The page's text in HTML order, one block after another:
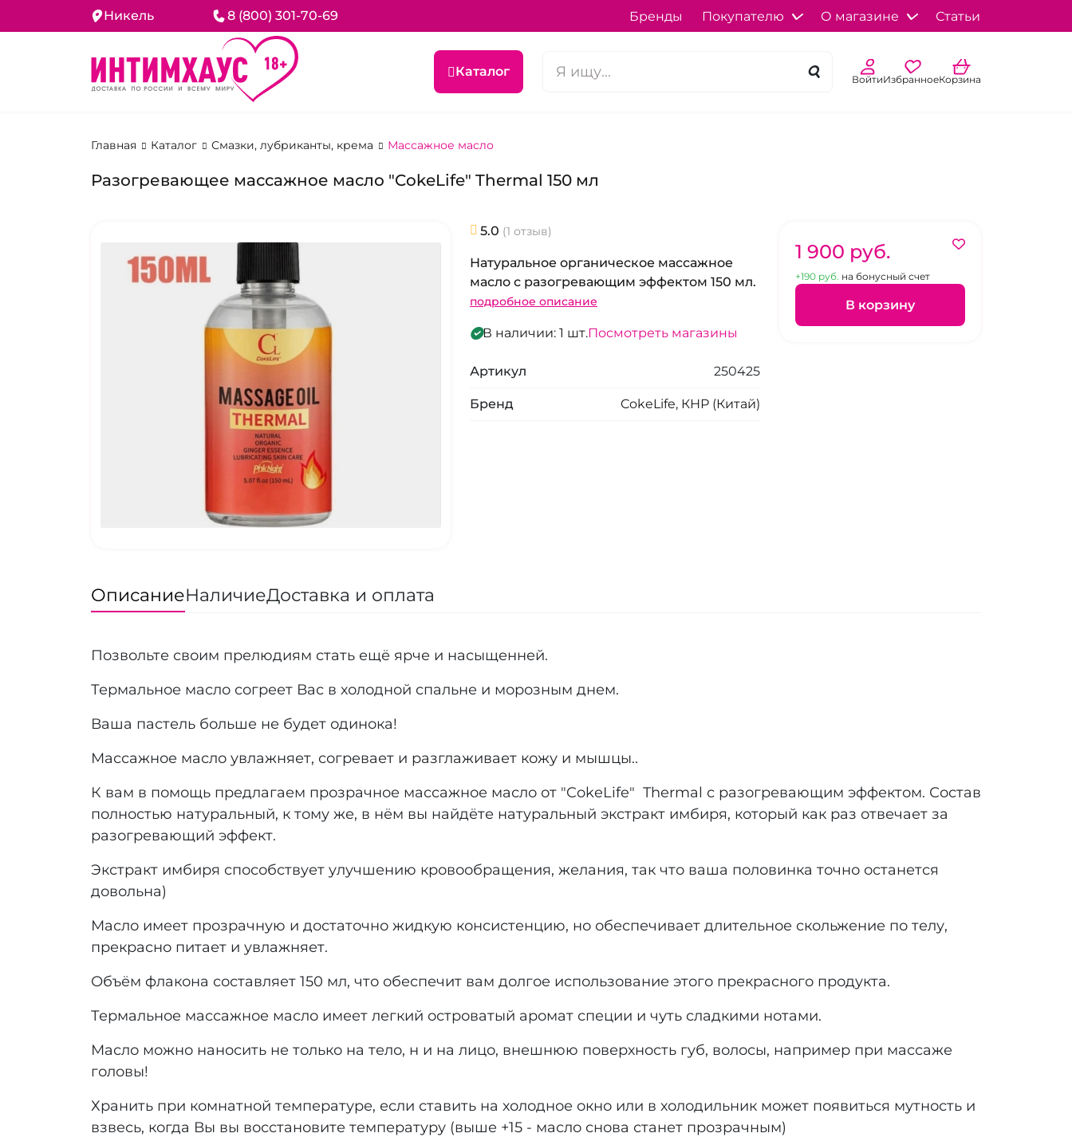
Никель 8 (800) 301-70-69 Бренды Покупателю О магазине Статьи
Каталог ВойтиИзбранноеКорзина
Главная Каталог Смазки, лубриканты, крема Массажное масло
Разогревающее массажное масло "CokeLife" Thermal 150 мл
5.0 (1 отзыв)
Натуральное органическое массажное
масло с разогревающим эффектом 150 мл.
подробное описание
В наличии: 1 шт.Посмотреть магазины
Артикул 250425
Бренд CokeLife, КНР (Китай)
1 900 pуб.
+190 pуб. на бонусный счет
В корзину
ОписаниеНаличиеДоставка и оплата
Позвольте своим прелюдиям стать ещё ярче и насыщенней.
Термальное масло согреет Вас в холодной спальне и морозным днем.
Ваша пастель больше не будет одинока!
Массажное масло увлажняет, согревает и разглаживает кожу и мышцы..
К вам в помощь предлагаем прозрачное массажное масло от "CokeLife" Thermal с разогревающим эффектом. Состав
полностью натуральный, к тому же, в нём вы найдёте натуральный экстракт имбиря, который как раз отвечает за
разогревающий эффект.
Экстракт имбиря способствует улучшению кровообращения, желания, так что ваша половинка точно останется
довольна)
Масло имеет прозрачную и достаточно жидкую консистенцию, но обеспечивает длительное скольжение по телу,
прекрасно питает и увлажняет.
Объём флакона составляет 150 мл, что обеспечит вам долгое использование этого прекрасного продукта.
Термальное массажное масло имеет легкий островатый аромат специи и чуть сладкими нотами.
Масло можно наносить не только на тело, н и на лицо, внешнюю поверхность губ, волосы, например при массаже
головы!
Хранить при комнатной температуре, если ставить на холодное окно или в холодильник может появиться мутность и
взвесь, когда Вы вы восстановите температуру (выше +15 - масло снова станет прозрачным)